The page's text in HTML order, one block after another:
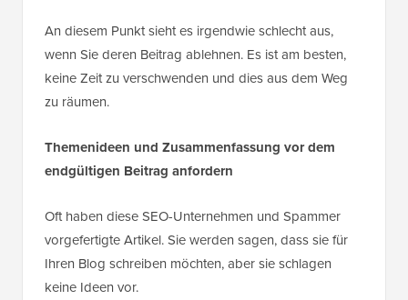
An diesem Punkt sieht es irgendwie schlecht aus,
wenn Sie deren Beitrag ablehnen. Es ist am besten,
keine Zeit zu verschwenden und dies aus dem Weg
zu räumen.
Themenideen und Zusammenfassung vor dem
endgültigen Beitrag anfordern
Oft haben diese SEO-Unternehmen und Spammer
vorgefertigte Artikel. Sie werden sagen, dass sie für
Ihren Blog schreiben möchten, aber sie schlagen
keine Ideen vor.